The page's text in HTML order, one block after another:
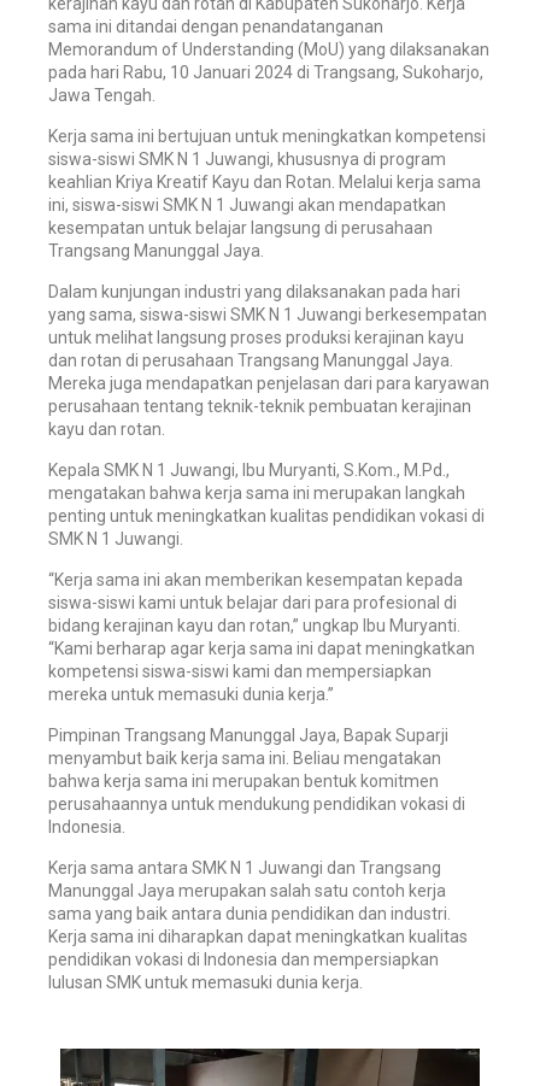
sama ini ditandai dengan penandatanganan
Memorandum of Understanding (MoU) yang dilaksanakan
pada hari Rabu, 10 Januari 2024 di Trangsang, Sukoharjo,
Jawa Tengah.
Kerja sama ini bertujuan untuk meningkatkan kompetensi
siswa-siswi SMK N 1 Juwangi, khususnya di program
keahlian Kriya Kreatif Kayu dan Rotan. Melalui kerja sama
ini, siswa-siswi SMK N 1 Juwangi akan mendapatkan
kesempatan untuk belajar langsung di perusahaan
Trangsang Manunggal Jaya.
Dalam kunjungan industri yang dilaksanakan pada hari
yang sama, siswa-siswi SMK N 1 Juwangi berkesempatan
untuk melihat langsung proses produksi kerajinan kayu
dan rotan di perusahaan Trangsang Manunggal Jaya.
Mereka juga mendapatkan penjelasan dari para karyawan
perusahaan tentang teknik-teknik pembuatan kerajinan
kayu dan rotan.
Kepala SMK N 1 Juwangi, Ibu Muryanti, S.Kom., M.Pd.,
mengatakan bahwa kerja sama ini merupakan langkah
penting untuk meningkatkan kualitas pendidikan vokasi di
SMK N 1 Juwangi.
“Kerja sama ini akan memberikan kesempatan kepada
siswa-siswi kami untuk belajar dari para profesional di
bidang kerajinan kayu dan rotan,” ungkap Ibu Muryanti.
“Kami berharap agar kerja sama ini dapat meningkatkan
kompetensi siswa-siswi kami dan mempersiapkan
mereka untuk memasuki dunia kerja.”
Pimpinan Trangsang Manunggal Jaya, Bapak Suparji
menyambut baik kerja sama ini. Beliau mengatakan
bahwa kerja sama ini merupakan bentuk komitmen
perusahaannya untuk mendukung pendidikan vokasi di
Indonesia.
Kerja sama antara SMK N 1 Juwangi dan Trangsang
Manunggal Jaya merupakan salah satu contoh kerja
sama yang baik antara dunia pendidikan dan industri.
Kerja sama ini diharapkan dapat meningkatkan kualitas
pendidikan vokasi di Indonesia dan mempersiapkan
lulusan SMK untuk memasuki dunia kerja.